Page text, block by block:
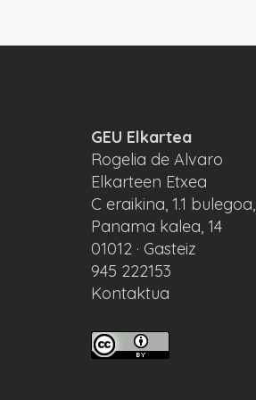
GEU Elkartea
Rogelia de Alvaro
Elkarteen Etxea
C eraikina, 1.1 bulegoa,
Panama kalea, 14
01012 · Gasteiz
945 222153
Kontaktua